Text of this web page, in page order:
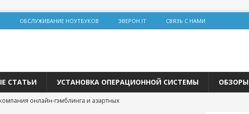
ОБСЛУЖИВАНИЕ НОУТБУКОВ ЭВЕРОН IT СВЯЗЬ С НАМИ
СТАТЬИ УСТАНОВКА ОПЕРАЦИОННОЙ СИСТЕМЫ ОБЗОРЫ
онлайн-гэмблинга и азартных